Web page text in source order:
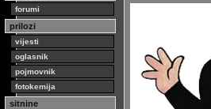
forumi
prilozi
vijesti
oglasnik
pojmovnik
fotokemija
sitnine